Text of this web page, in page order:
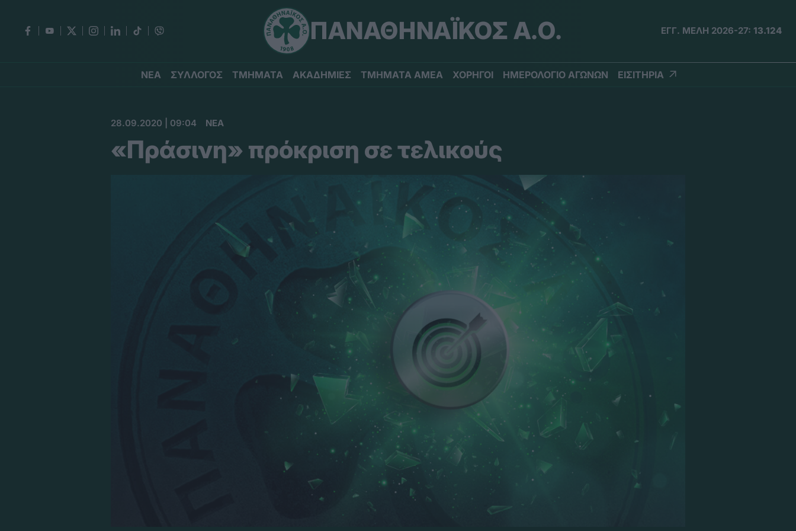
ΠΑΝΑΘΗΝΑΪΚΟΣ Α.Ο. ΕΓΓ. ΜΕΛΗ 2026-27: 13.124
ΝΕΑ ΣΥΛΛΟΓΟΣ ΤΜΗΜΑΤΑ ΑΚΑΔΗΜΙΕΣ ΤΜΗΜΑΤΑ ΑΜΕΑ ΧΟΡΗΓΟΙ ΗΜΕΡΟΛΟΓΙΟ ΑΓΩΝΩΝ ΕΙΣΙΤΗΡΙΑ
28.09.2020 | 09:04 ΝΕΑ
«Πράσινη» πρόκριση σε τελικούς